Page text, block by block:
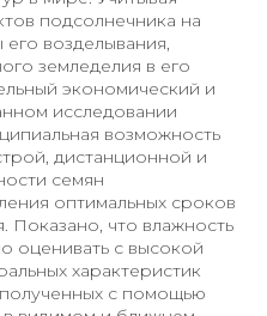
подсолнечника на
возделывания,
земледелия в его
экономический и
исследовании
возможность
дистанционной и
семян
оптимальных сроков
Показано, что влажность
оценивать с высокой
характеристик
с помощью